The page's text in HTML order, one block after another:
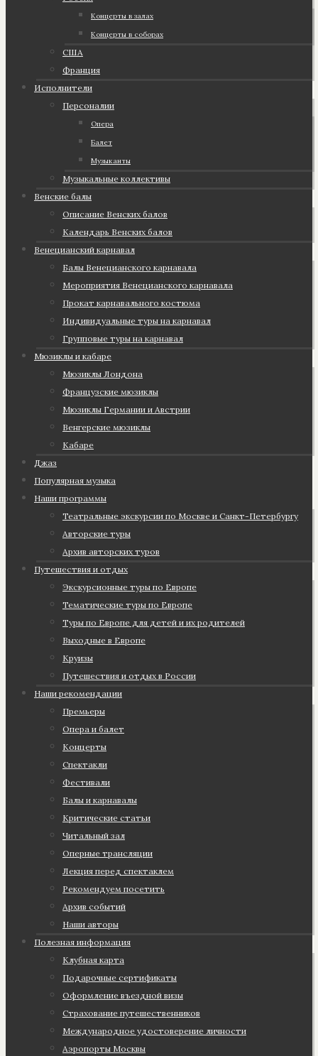
Концерты в залах
Концерты в соборах
США
Франция
Исполнители
Персоналии
Опера
Балет
Музыканты
Музыкальные коллективы
Венские балы
Описание Венских балов
Календарь Венских балов
Венецианский карнавал
Балы Венецианского карнавала
Мероприятия Венецианского карнавала
Прокат карнавального костюма
Индивидуальные туры на карнавал
Групповые туры на карнавал
Мюзиклы и кабаре
Мюзиклы Лондона
Французские мюзиклы
Мюзиклы Германии и Австрии
Венгерские мюзиклы
Кабаре
Джаз
Популярная музыка
Наши программы
Театральные экскурсии по Москве и Санкт-Петербургу
Авторские туры
Архив авторских туров
Путешествия и отдых
Экскурсионные туры по Европе
Тематические туры по Европе
Туры по Европе для детей и их родителей
Выходные в Европе
Круизы
Путешествия и отдых в России
Наши рекомендации
Премьеры
Опера и балет
Концерты
Спектакли
Фестивали
Балы и карнавалы
Критические статьи
Читальный зал
Оперные трансляции
Лекция перед спектаклем
Рекомендуем посетить
Архив событий
Наши авторы
Полезная информация
Клубная карта
Подарочные сертификаты
Оформление въездной визы
Страхование путешественников
Международное удостоверение личности
Аэропорты Москвы